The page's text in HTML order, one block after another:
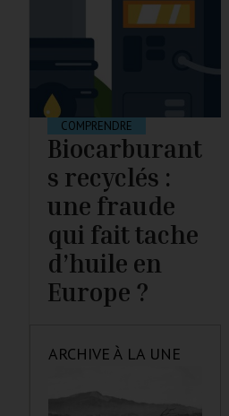
COMPRENDRE
Biocarburant
s recyclés :
une fraude
qui fait tache
d’huile en
Europe ?
ARCHIVE À LA UNE